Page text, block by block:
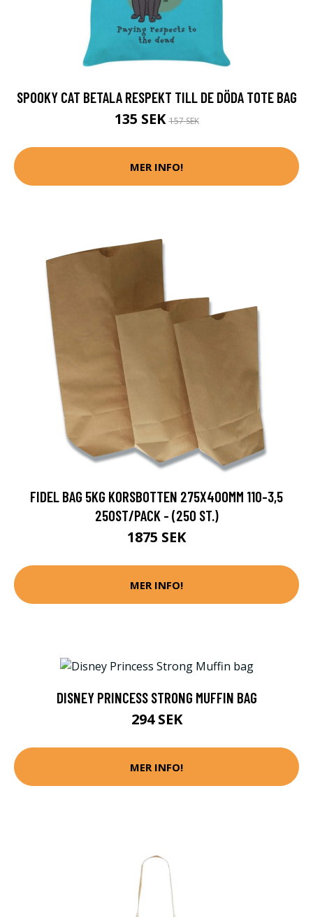
SPOOKY CAT BETALA RESPEKT TILL DE DÖDA TOTE BAG
135 SEK157 SEK
MER INFO!
FIDEL BAG 5KG KORSBOTTEN 275X400MM 110-3,5
250ST/PACK - (250 ST.)
1875 SEK
MER INFO!
DISNEY PRINCESS STRONG MUFFIN BAG
294 SEK
MER INFO!